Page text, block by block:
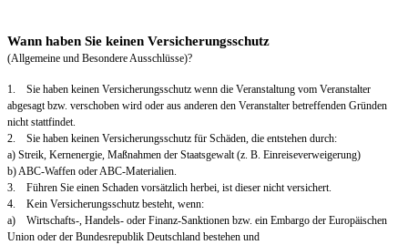
Wann haben Sie keinen Versicherungsschutz
(Allgemeine und Besondere Ausschlüsse)?
1. Sie haben keinen Versicherungsschutz wenn die Veranstaltung vom Veranstalter
abgesagt bzw. verschoben wird oder aus anderen den Veranstalter betreffenden Gründen
nicht stattfindet.
2. Sie haben keinen Versicherungsschutz für Schäden, die entstehen durch:
a) Streik, Kernenergie, Maßnahmen der Staatsgewalt (z. B. Einreiseverweigerung)
b) ABC-Waffen oder ABC-Materialien.
3. Führen Sie einen Schaden vorsätzlich herbei, ist dieser nicht versichert.
4. Kein Versicherungsschutz besteht, wenn:
a) Wirtschafts-, Handels- oder Finanz-Sanktionen bzw. ein Embargo der Europäischen
Union oder der Bundesrepublik Deutschland bestehen und